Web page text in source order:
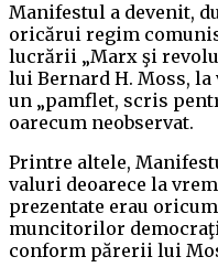
Manifestul a devenit,
oricărui regim
lucrării „Marx şi
lui Bernard H. Moss,
un „pamflet, scris
oarecum neobservat.
Printre altele,
valuri deoarece la
prezentate erau
muncitorilor
conform părerii lui